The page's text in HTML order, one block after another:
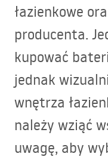
łazienkowe
producenta.
kupować
jednak
wnętrza
należy wziąć
uwagę, aby